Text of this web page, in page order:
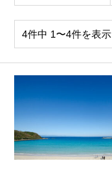
4件中 1〜4件を表示